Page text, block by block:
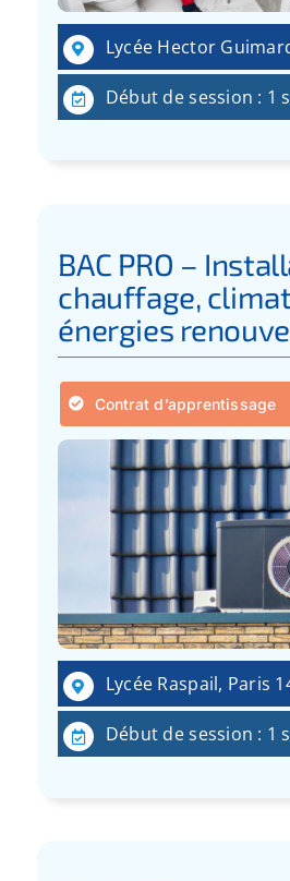
Lycée Hector
Début de session : 1
BAC PRO –
chauffage,
énergies
Contrat d’apprentissage
Lycée Raspail, Paris
Début de session : 1